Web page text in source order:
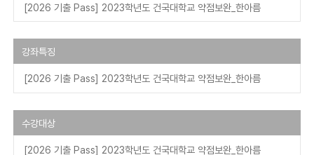
[2026 기출 Pass] 2023학년도 건국대학교 약점보완_한아름
강좌특징
[2026 기출 Pass] 2023학년도 건국대학교 약점보완_한아름
수강대상
[2026 기출 Pass] 2023학년도 건국대학교 약점보완_한아름